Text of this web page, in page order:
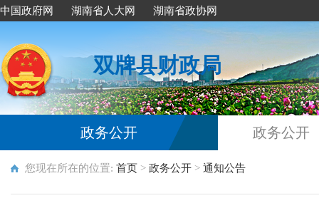
中国政府网 湖南省人大网 湖南省政协网
双牌县财政局
政务公开 政务公开
您现在所在的位置: 首页 > 政务公开 > 通知公告